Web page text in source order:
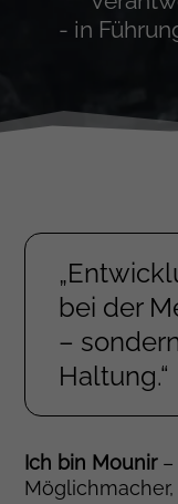
‑ in
bei der
–
Haltung.“
Ich bin Mounir–
Möglichmacher,